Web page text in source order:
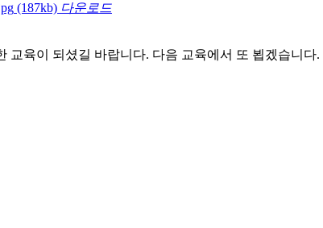
(187kb) 다운로드
교육이 되셨길 바랍니다. 다음 교육에서 또 뵙겠습니다.